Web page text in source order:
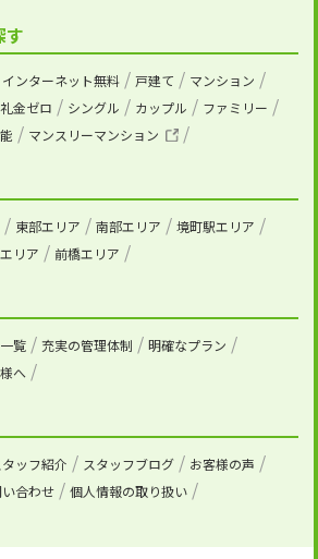
す
インターネット無料 戸建て
マンション
金ゼロ シングル カップル
ファミリー
マンスリーマンション
東部エリア 南部エリア
境町駅エリア
リア 前橋エリア
覧 充実の管理体制
明確なプラン
へ
ッフ紹介 スタッフブログ
お客様の声
合わせ 個人情報の取り扱い